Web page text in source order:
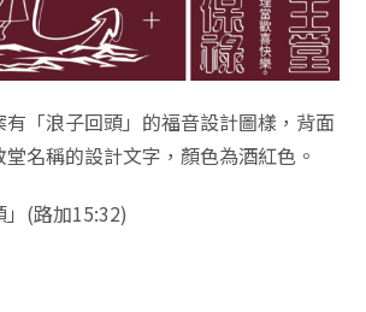
「浪子回頭」的福音設計圖樣，背面
名稱的設計文字，顏色為酒紅色。
(路加15:32)